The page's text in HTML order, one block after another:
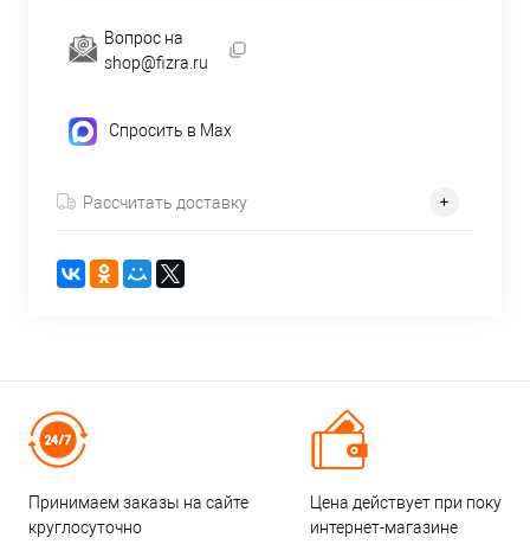
Вопрос на
shop@fizra.ru
Спросить в Max
Рассчитать доставку
Принимаем заказы на сайте
круглосуточно
Цена действует при
интернет-магазине